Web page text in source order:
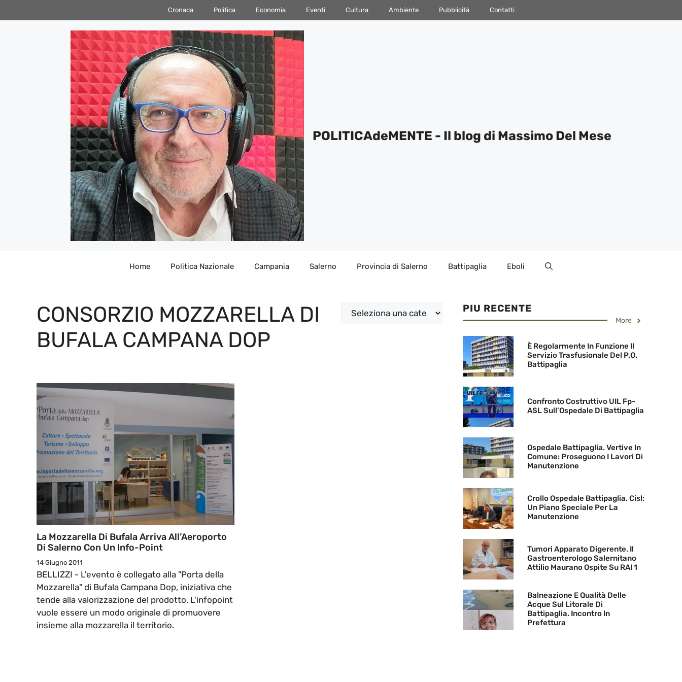
al
Cronaca Politica Economia Eventi Cultura Ambiente Pubblicità Contatti
POLITICAdeMENTE - Il blog di Massimo Del Mese
Home Politica Nazionale Campania Salerno Provincia di Salerno Battipaglia Eboli
CONSORZIO MOZZARELLA DI
BUFALA CAMPANA DOP
Categorie
La Mozzarella Di Bufala Arriva All’Aeroporto
Di Salerno Con Un Info-Point
14 Giugno 2011
BELLIZZI - L'evento è collegato alla "Porta della
Mozzarella" di Bufala Campana Dop, iniziativa che
tende alla valorizzazione del prodotto. L'infopoint
vuole essere un modo originale di promuovere
insieme alla mozzarella il territorio.
PIU RECENTE
More
È Regolarmente In Funzione Il
Servizio Trasfusionale Del P.O.
Battipaglia
Confronto Costruttivo UIL Fp-
ASL Sull’Ospedale Di Battipaglia
Ospedale Battipaglia. Vertive In
Comune: Proseguono I Lavori Di
Manutenzione
Crollo Ospedale Battipaglia. Cisl:
Un Piano Speciale Per La
Manutenzione
Tumori Apparato Digerente. Il
Gastroenterologo Salernitano
Attilio Maurano Ospite Su RAI 1
Balneazione E Qualità Delle
Acque Sul Litorale Di
Battipaglia. Incontro In
Prefettura